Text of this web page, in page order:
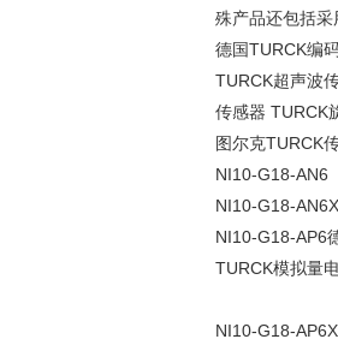
殊产品还包括
德国TURCK编
TURCK超声波
传感器 TURCK
图尔克TURCK
NI10-G18-AN6
NI10-G18-
NI10-G18-AP6
TURCK模拟量
NI10-G18-AP6X